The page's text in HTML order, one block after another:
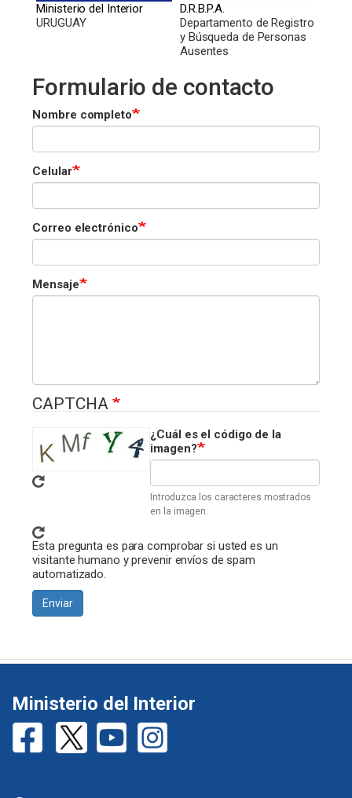
Ministerio del Interior
URUGUAY
D.R.B.P.A.
Departamento de Registro
y Búsqueda de Personas
Ausentes
Formulario de contacto
Nombre completo
Celular
Correo electrónico
Mensaje
CAPTCHA
¿Cuál es el código de la
imagen?
Introduzca los caracteres mostrados
en la imagen.
Esta pregunta es para comprobar si usted es un
visitante humano y prevenir envíos de spam
automatizado.
Enviar
Ministerio del Interior